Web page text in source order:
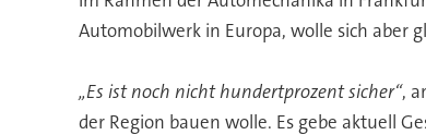
Automobilwerk in Europa, wolle sich aber
„Es ist noch nicht hundertprozent sicher“,
der Region bauen wolle. Es gebe aktuell